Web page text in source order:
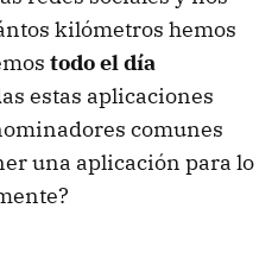
kilómetros hemos
todo el día
estas aplicaciones
comunes
una aplicación para lo